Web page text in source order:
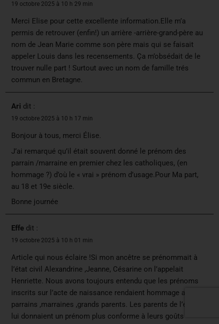
19 octobre 2025 à 10 h 29 min
Merci Elise pour cette excellente information.Elle m’a
permis de retrouver (enfin!) un arrière -arrière-grand-père au
nom de Jean Marie comme son père mais qui se faisait
appeler Louis dans les recensements. Ça m’obsédait de le
trouver nulle part ! Surtout avec un nom de famille trés
commun en Bretagne.
Ari dit :
19 octobre 2025 à 10 h 17 min
Bonjour à tous, merci Élise.
J’ai remarqué qu’il était souvent donné le prénom des
parrain /marraine en premier chez les catholiques, (en
hommage ?) d’où le « vrai » prénom d’usage.Pour Ma part,
au 18 et 19e siècle.
Bonne journée
Effe dit :
19 octobre 2025 à 10 h 01 min
Article qui nous éclaire !Si mon ancêtre se prénommait à
l’état civil Alexandrine ,Jeanne, Césarine on l’appelait
Henriette. Nous avons toujours entendu que les prénoms
inscrits sur l’acte de naissance rendaient hommage aux
parrains ,marraines ,grands parents. Les parents de l’e.nfant
lui donnaient un prénom plus conforme à leurs goûts